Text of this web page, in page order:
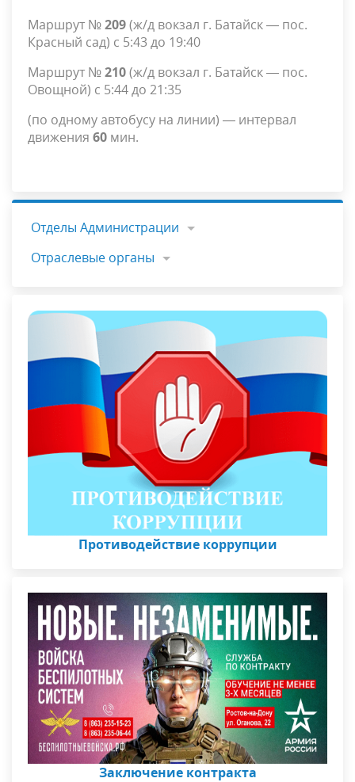
Маршрут №209(ж/д вокзал г. Батайск — пос.
Красный сад) с 5:43 до 19:40
Маршрут №210(ж/д вокзал г. Батайск — пос.
Овощной) с 5:44 до 21:35
(по одному автобусу на линии) — интервал
движения 60 мин.
Отделы Администрации
Отраслевые органы
Противодействие коррупции
Заключение контракта